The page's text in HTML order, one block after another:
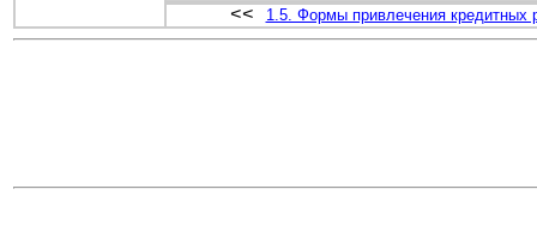
<< 1.5. Формы привлечения кредитных